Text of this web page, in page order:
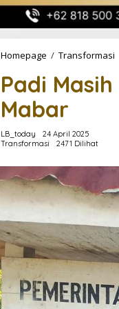
Homepage / Transformasi
Padi
Mabar
LB_today
24 April 2025
Transformasi
2471 Dilihat